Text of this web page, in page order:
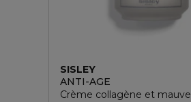
SISLEY
ANTI-AGE
Crème collagène et mauve